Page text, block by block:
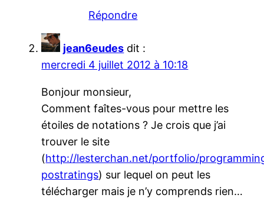
Répondre
jean6eudes dit :
mercredi 4 juillet 2012 à 10:18
Bonjour monsieur,
Comment faîtes-vous pour mettre les
étoiles de notations ? Je crois que j’ai
trouver le site
(http://lesterchan.net/portfolio/
postratings) sur lequel on peut les
télécharger mais je n’y comprends rien…